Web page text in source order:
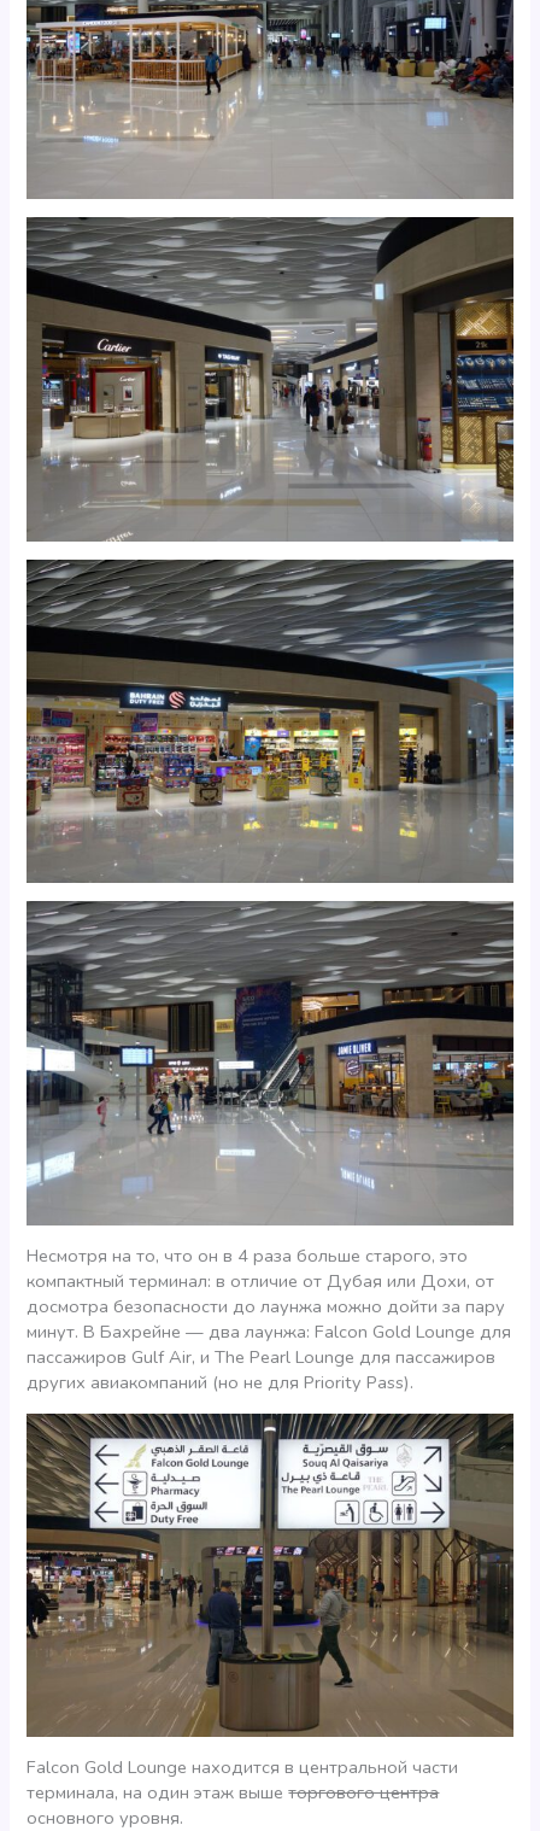
Несмотря на то, что он в 4 раза больше старого, это
компактный терминал: в отличие от Дубая или Дохи, от
досмотра безопасности до лаунжа можно дойти за пару
минут. В Бахрейне — два лаунжа: Falcon Gold Lounge для
пассажиров Gulf Air, и The Pearl Lounge для пассажиров
других авиакомпаний (но не для Priority Pass).
Falcon Gold Lounge находится в центральной части
терминала, на один этаж вышеторгового центра
основного уровня.